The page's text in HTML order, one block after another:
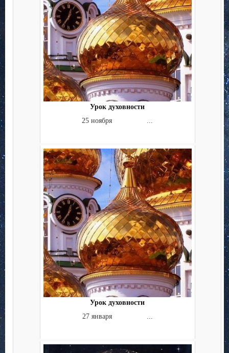
Урок духовности
25 ноября ...
Урок духовности
27 января ...